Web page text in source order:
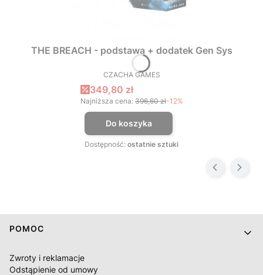
THE BREACH - podstawa + dodatek Gen Sys
PRODUCENT
CZACHA GAMES
Cena promocyjna
349,80 zł
Najniższa cena: 396,60 zł-12%
Do koszyka
Dostępność: ostatnie sztuki
Linki w stopce
POMOC
Zwroty i reklamacje
Odstąpienie od umowy